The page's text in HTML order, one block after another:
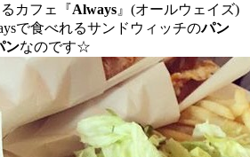
カフェ『Always 』(オールウェイズ)
で食べれるサンドウィッチのパン
ンなのです☆